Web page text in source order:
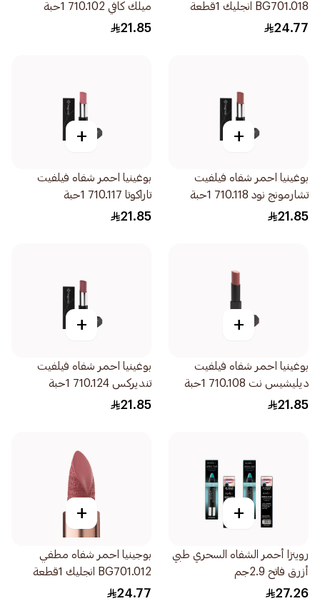
BG701.018 انجليك 1قطعة
24.77
ميلك كافي 710.102 1حبة
21.85
+
بوغينيا احمر شفاه فيلفيت
تشارمونج نود 710.118 1حبة
21.85
+
بوغينيا احمر شفاه فيلفيت
تاراكوتا 710.117 1حبة
21.85
+
بوغينيا احمر شفاه فيلفيت
ديليشيس نت 710.108 1حبة
21.85
+
بوغينيا احمر شفاه فيلفيت
تنديركس 710.124 1حبة
21.85
+
روينزا أحمر الشفاه السحري طبي
أزرق فاتح 2.9جم
27.26
+
بوجينيا احمر شفاه مطفي
BG701.012 انجليك 1قطعة
24.77